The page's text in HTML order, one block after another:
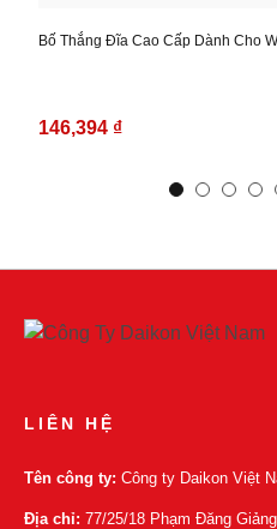
Bố Thắng Đĩa Cao Cấp Dành Cho
146,394 ₫
LIÊN HỆ
Tên công ty: Công ty Daikon Việt
Địa chỉ: 77/25/18 Phạm Đăng